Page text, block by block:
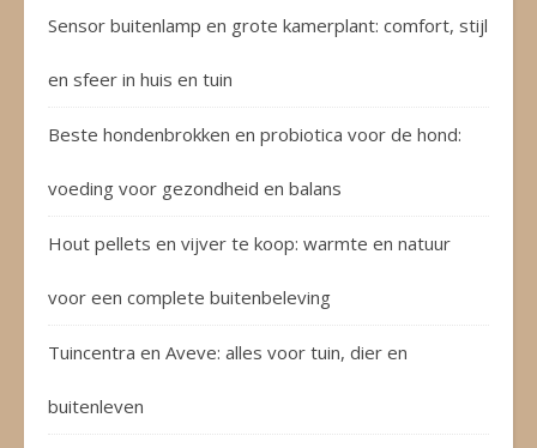
Sensor buitenlamp en grote kamerplant: comfort, stijl
en sfeer in huis en tuin
Beste hondenbrokken en probiotica voor de hond:
voeding voor gezondheid en balans
Hout pellets en vijver te koop: warmte en natuur
voor een complete buitenbeleving
Tuincentra en Aveve: alles voor tuin, dier en
buitenleven